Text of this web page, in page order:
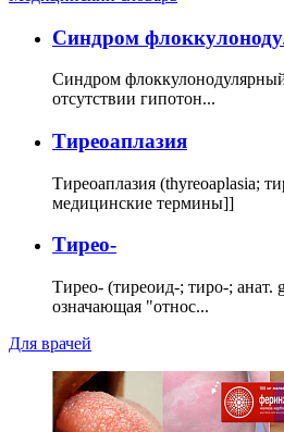
Cиндром
Синдром флоккулонодулярный
отсутствии гипотон...
Тиреоаплазия
Тиреоаплазия (thyreoaplasia;
медицинские термины]]
Тирео-
Тирео- (тиреоид-; тиро-; анат.
означающая "относ...
Для врачей